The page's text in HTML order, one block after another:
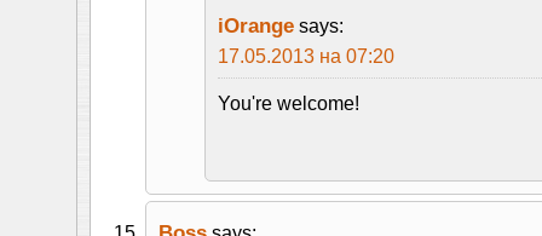
iOrange says:
17.05.2013 на 07:20
You're welcome!